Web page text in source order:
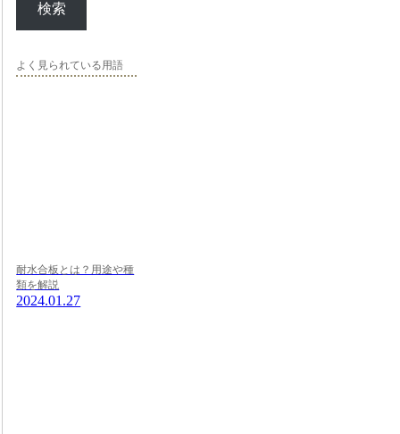
検索
よく見られている用語
耐水合板とは？用途や種
類を解説
2024.01.27